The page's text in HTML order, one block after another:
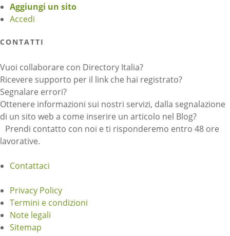
Aggiungi un sito
Accedi
CONTATTI
Vuoi collaborare con Directory Italia?
Ricevere supporto per il link che hai registrato?
Segnalare errori?
Ottenere informazioni sui nostri servizi, dalla segnalazione
di un sito web a come inserire un articolo nel Blog?
Prendi contatto con noi e ti risponderemo entro 48 ore
lavorative.
Contattaci
Privacy Policy
Termini e condizioni
Note legali
Sitemap